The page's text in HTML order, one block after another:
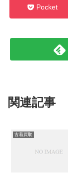
Pocket
関連記事
古着買取